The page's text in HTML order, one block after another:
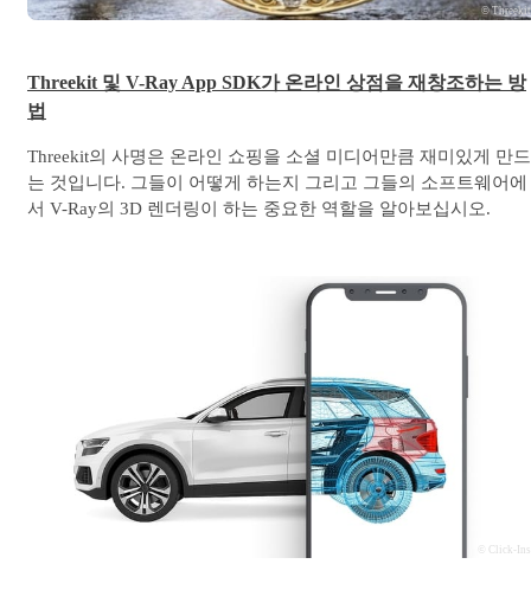
© Threekit
Threekit 및 V-Ray App SDK가 온라인 상점을 재창조하는 방
법
Threekit의 사명은 온라인 쇼핑을 소셜 미디어만큼 재미있게 만드
는 것입니다. 그들이 어떻게 하는지 그리고 그들의 소프트웨어에
서 V-Ray의 3D 렌더링이 하는 중요한 역할을 알아보십시오.
© Click-Ins